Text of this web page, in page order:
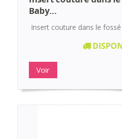
Baby...
Insert couture dans le
Voir